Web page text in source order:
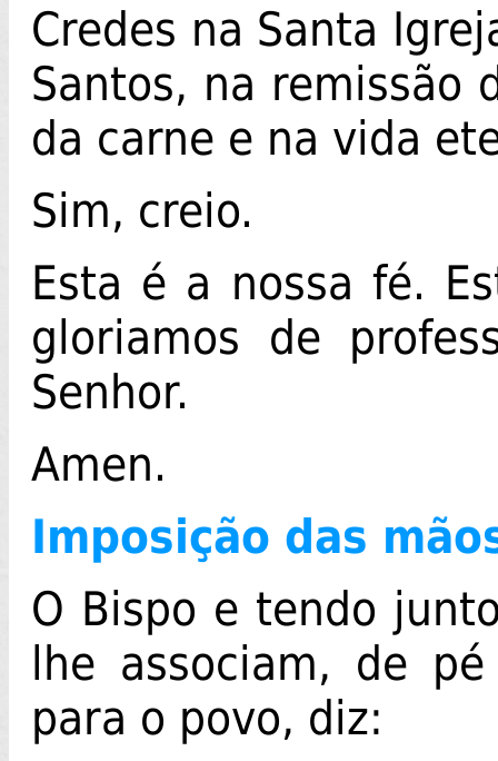
Credes na Santa
Santos, na remissão
da carne e na vida
Sim, creio.
Esta é a nossa fé.
gloriamos de
Senhor.
Amen.
Imposição das
O Bispo e tendo
lhe associam, de
para o povo, diz: